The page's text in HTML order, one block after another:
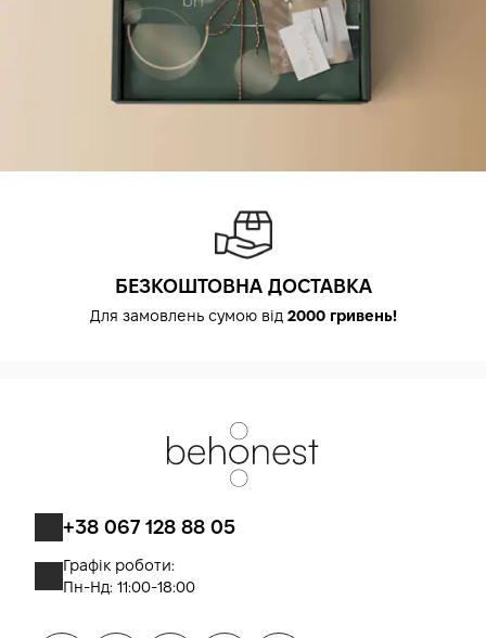
БЕЗКОШТОВНА ДОСТАВКА
Для замовлень сумою від 2000 гривень!
+38 067 128 88 05
Графік роботи:
Пн-Нд: 11:00-18:00